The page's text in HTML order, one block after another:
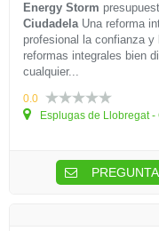
Energy Storm
CiudadelaUna reforma
profesional la confianza y
reformas integrales bien
cualquier...
0.0
Esplugas de Llobregat